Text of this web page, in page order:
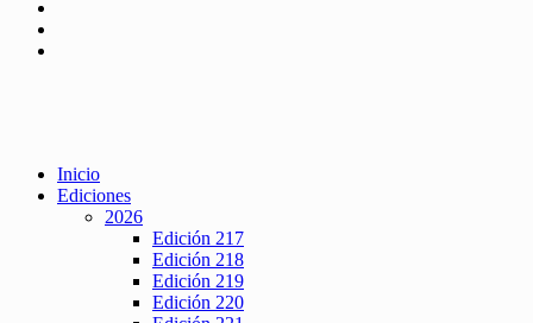
Inicio
Ediciones
2026
Edición 217
Edición 218
Edición 219
Edición 220